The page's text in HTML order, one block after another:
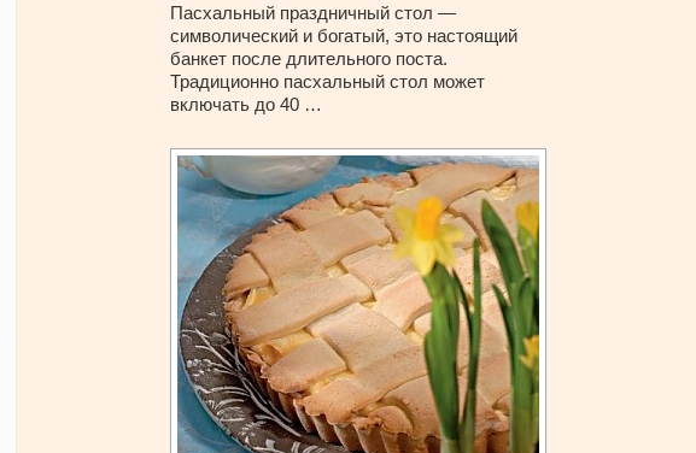
Пасхальный праздничный стол —
символический и богатый, это настоящий
банкет после длительного поста.
Традиционно пасхальный стол может
включать до 40 …